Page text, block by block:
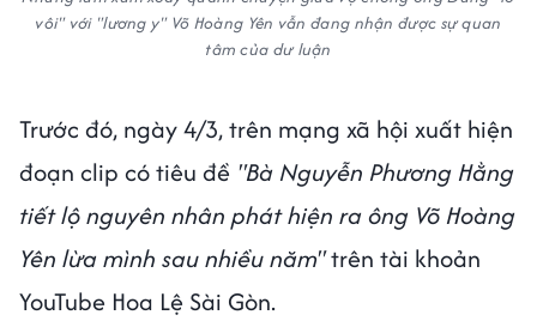
vôi" với "lương y" Võ Hoàng Yên vẫn đang nhận được sự quan
tâm của dư luận
Trước đó, ngày 4/3, trên mạng xã hội xuất hiện
đoạn clip có tiêu đề "Bà Nguyễn Phương Hằng
tiết lộ nguyên nhân phát hiện ra ông Võ Hoàng
Yên lừa mình sau nhiều năm"trên tài khoản
YouTube Hoa Lệ Sài Gòn.